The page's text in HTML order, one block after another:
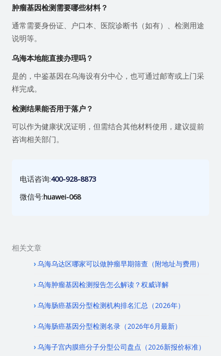
肿瘤基因检测需要哪些材料？
通常需要身份证、户口本、医院诊断书（如有）、检测用途
说明等。
乌海本地能直接办理吗？
是的，中鉴基因在乌海设有分中心，也可通过邮寄或上门采
样完成。
检测结果能否用于落户？
可以作为健康状况证明，但需结合其他材料使用，建议提前
咨询相关部门。
电话咨询:400-928-8873
微信号:huawei-068
相关文章
乌海乌达区哪家可以做肿瘤早期筛查（附地址与费用）
乌海肿瘤基因检测报告怎么解读？权威详解
乌海肠癌基因分型检测机构排名汇总（2026年）
乌海肠癌基因分型检测名录（2026年6月最新）
乌海子宫内膜癌分子分型公司盘点（2026新报价标准）